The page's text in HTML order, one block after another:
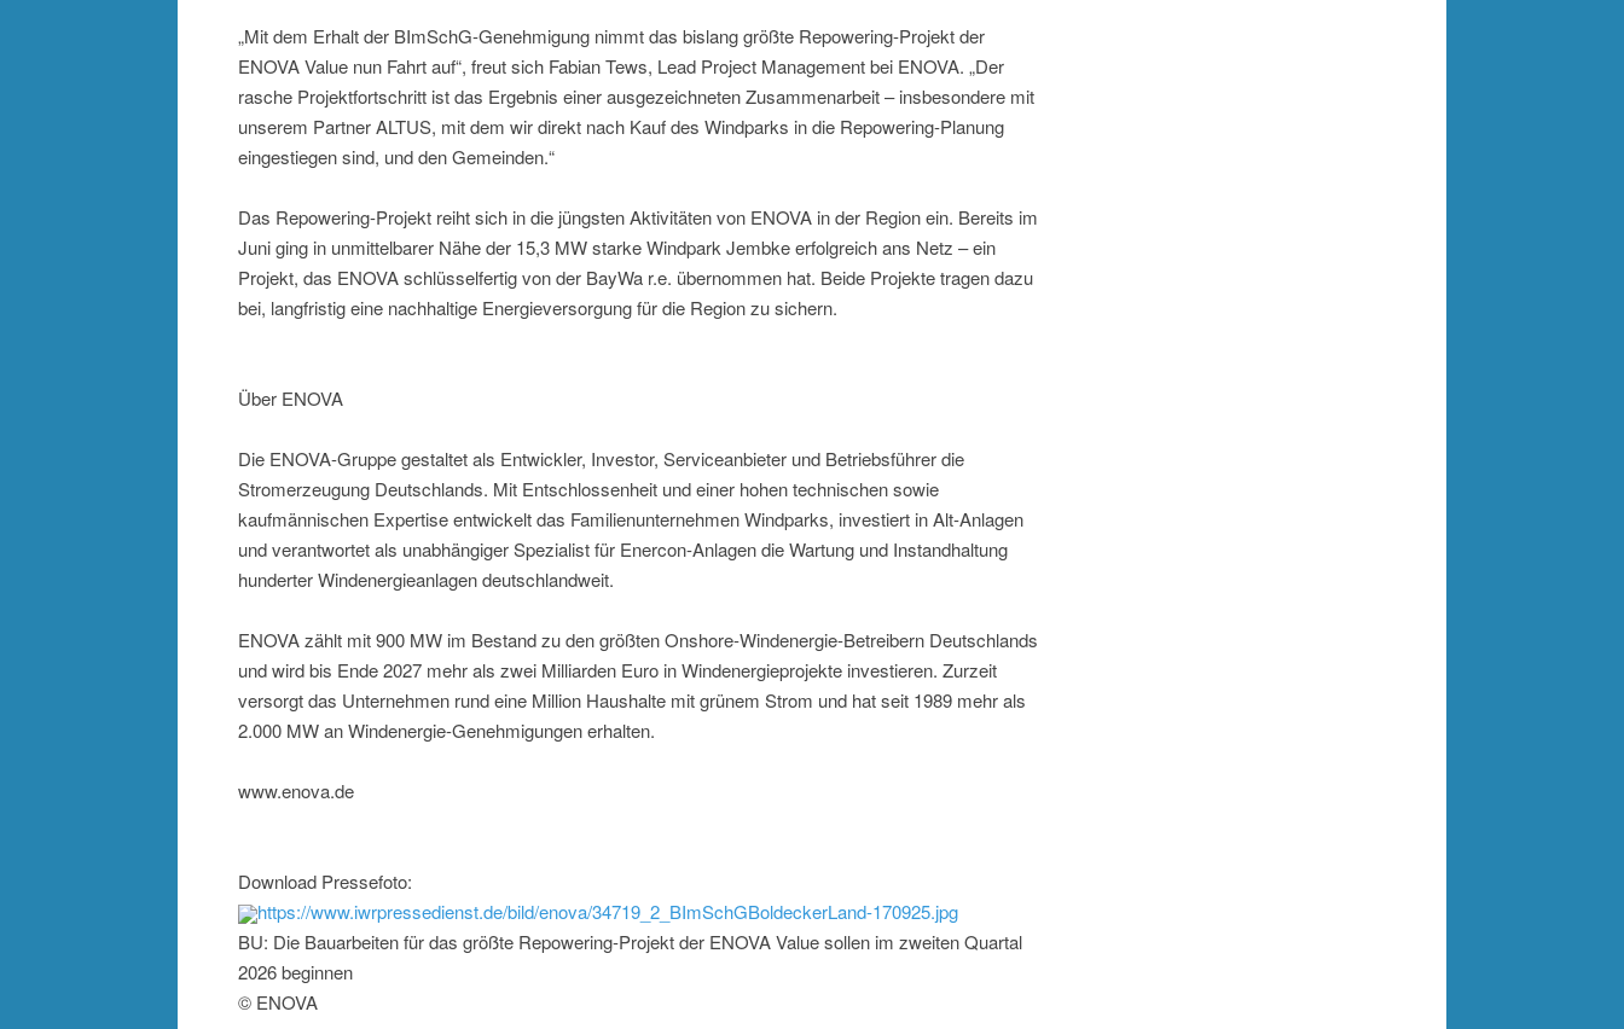
„Mit dem Erhalt der BImSchG-Genehmigung nimmt das bislang größte Repowering-Projekt der
ENOVA Value nun Fahrt auf“, freut sich Fabian Tews, Lead Project Management bei ENOVA. „Der
rasche Projektfortschritt ist das Ergebnis einer ausgezeichneten Zusammenarbeit – insbesondere mit
unserem Partner ALTUS, mit dem wir direkt nach Kauf des Windparks in die Repowering-Planung
eingestiegen sind, und den Gemeinden.“
Das Repowering-Projekt reiht sich in die jüngsten Aktivitäten von ENOVA in der Region ein. Bereits im
Juni ging in unmittelbarer Nähe der 15,3 MW starke Windpark Jembke erfolgreich ans Netz – ein
Projekt, das ENOVA schlüsselfertig von der BayWa r.e. übernommen hat. Beide Projekte tragen dazu
bei, langfristig eine nachhaltige Energieversorgung für die Region zu sichern.
Über ENOVA
Die ENOVA-Gruppe gestaltet als Entwickler, Investor, Serviceanbieter und Betriebsführer die
Stromerzeugung Deutschlands. Mit Entschlossenheit und einer hohen technischen sowie
kaufmännischen Expertise entwickelt das Familienunternehmen Windparks, investiert in Alt-Anlagen
und verantwortet als unabhängiger Spezialist für Enercon-Anlagen die Wartung und Instandhaltung
hunderter Windenergieanlagen deutschlandweit.
ENOVA zählt mit 900 MW im Bestand zu den größten Onshore-Windenergie-Betreibern Deutschlands
und wird bis Ende 2027 mehr als zwei Milliarden Euro in Windenergieprojekte investieren. Zurzeit
versorgt das Unternehmen rund eine Million Haushalte mit grünem Strom und hat seit 1989 mehr als
2.000 MW an Windenergie-Genehmigungen erhalten.
www.enova.de
Download Pressefoto:
https://www.iwrpressedienst.de/bild/enova/34719_2_BImSchGBoldeckerLand-170925.jpg
BU: Die Bauarbeiten für das größte Repowering-Projekt der ENOVA Value sollen im zweiten Quartal
2026 beginnen
© ENOVA